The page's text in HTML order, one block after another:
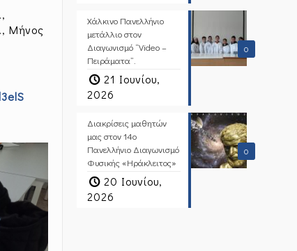
Μήνος
0
Χάλκινο Πανελλήνιο
μετάλλιο στον
Διαγωνισμό “Video –
Πειράματα”.
21 Ιουνίου,
2026
0
Διακρίσεις μαθητών
μας στον 14ο
Πανελλήνιο Διαγωνισμό
Φυσικής «Ηράκλειτος»
20 Ιουνίου,
2026